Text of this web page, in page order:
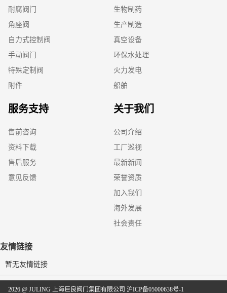
耐腐阀门
角座阀
自力式控制阀
手动阀门
特殊定制阀
附件
生物制药
生产制造
真空设备
环保水处理
火力发电
船舶
服务支持
售前咨询
资料下载
售后服务
意见反馈
关于我们
公司介绍
工厂巡视
最新新闻
荣誉资质
加入我们
海外发展
社会责任
友情链接
暂无友情链接
2026 @ JULING 上海巨良阀门集团有限公司 沪ICP备05000638号-1